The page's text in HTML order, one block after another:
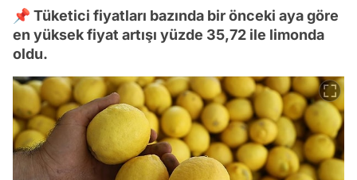
📌 Tüketici fiyatları bazında bir önceki aya göre
en yüksek fiyat artışı yüzde 35,72 ile limonda
oldu.